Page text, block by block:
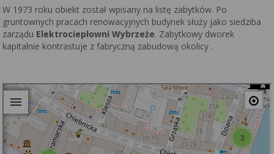
W 1973 roku obiekt został wpisany na listę zabytków. Po
gruntownych pracach renowacyjnych budynek służy jako siedziba
zarządu Elektrociepłowni Wybrzeże. Zabytkowy dworek
kapitalnie kontrastuje z fabryczną zabudową okolicy .